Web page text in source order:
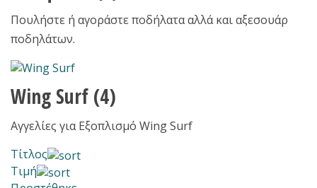
Πουλήστε ή αγοράστε ποδήλατα αλλά και αξεσουάρ
ποδηλάτων.
Wing Surf (4)
Αγγελίες για Εξοπλισμό Wing Surf
Τίτλος
Τιμή